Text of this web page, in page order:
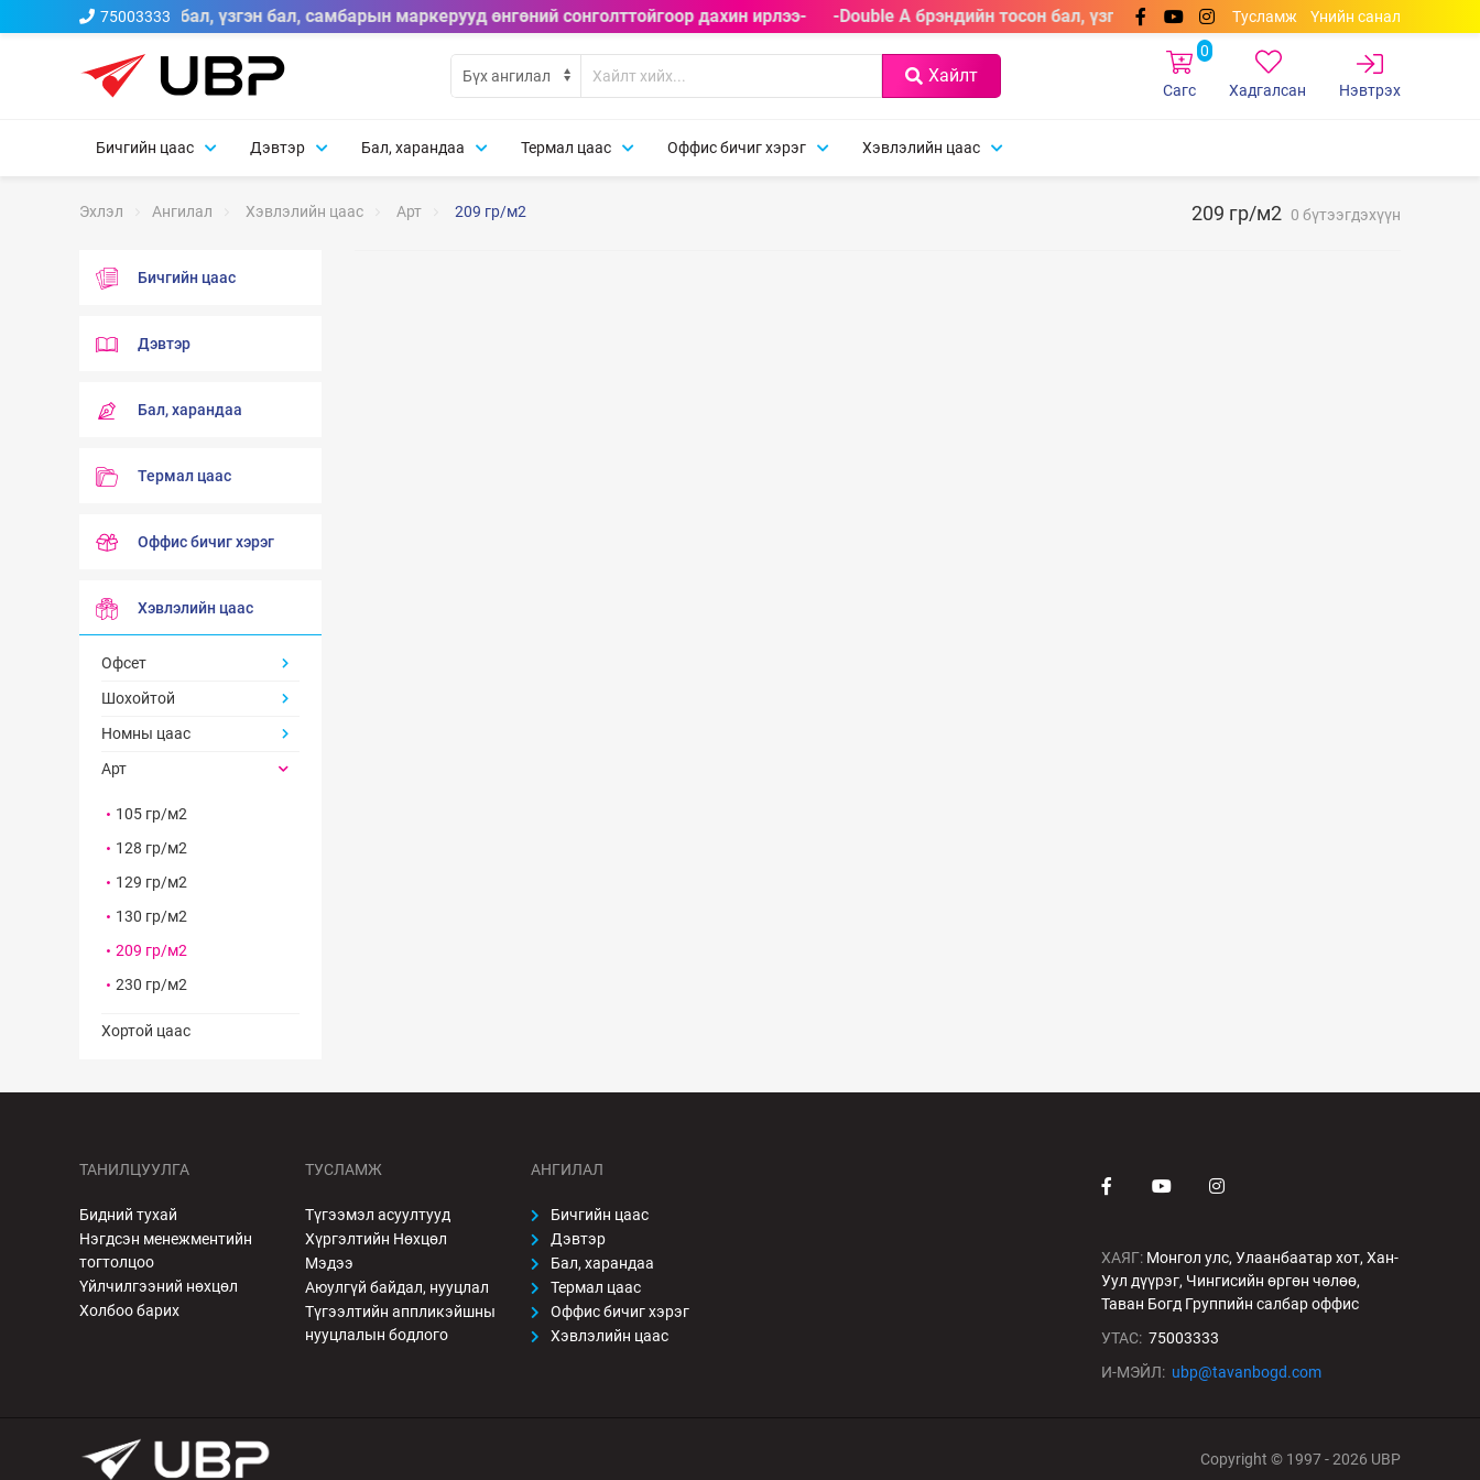
75003333
A брэндийн тосон бал, үзгэн бал, самбарын маркерууд өнгөний сонголттойгоор дахин ирлээ- -Double A брэндийн тосон бал, үзгэн бал, самбарын маркерууд өнгөний
Тусламж Үнийн санал
Хайлт
0
Сагс Хадгалсан Нэвтрэх
Бичгийн цаас Дэвтэр Бал, харандаа Термал цаас Оффис бичиг хэрэг Хэвлэлийн цаас
Эхлэл Ангилал Хэвлэлийн цаас Арт 209 гр/м2 209 гр/м2 0 бүтээгдэхүүн
Бичгийн цаас
Дэвтэр
Бал, харандаа
Термал цаас
Оффис бичиг хэрэг
Хэвлэлийн цаас
Офсет
Шохойтой
Номны цаас
Арт
105 гр/м2
128 гр/м2
129 гр/м2
130 гр/м2
209 гр/м2
230 гр/м2
Хортой цаас
ТАНИЛЦУУЛГА
Бидний тухай
Нэгдсэн менежментийн
тогтолцоо
Үйлчилгээний нөхцөл
Холбоо барих
ТУСЛАМЖ
Түгээмэл асуултууд
Хүргэлтийн Нөхцөл
Мэдээ
Аюулгүй байдал, нууцлал
Түгээлтийн аппликэйшны
нууцлалын бодлого
АНГИЛАЛ
Бичгийн цаас
Дэвтэр
Бал, харандаа
Термал цаас
Оффис бичиг хэрэг
Хэвлэлийн цаас
ХАЯГ: Монгол улс, Улаанбаатар хот, Хан-
Уул дүүрэг, Чингисийн өргөн чөлөө,
Таван Богд Группийн салбар оффис
УТАС: 75003333
И-МЭЙЛ: ubp@tavanbogd.com
Copyright © 1997 - 2026 UBP